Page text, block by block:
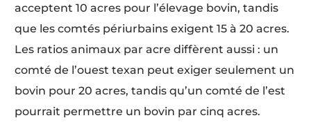
acceptent 10 acres pour l’élevage bovin, tandis
que les comtés périurbains exigent 15 à 20 acres.
Les ratios animaux par acre diffèrent aussi : un
comté de l’ouest texan peut exiger seulement un
bovin pour 20 acres, tandis qu’un comté de l’est
pourrait permettre un bovin par cinq acres.